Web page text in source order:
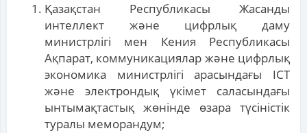
Қазақстан Республикасы Жасанды
интеллект және цифрлық даму
министрлігі мен Кения Республикасы
Ақпарат, коммуникациялар және цифрлық
экономика министрлігі арасындағы ICT
және электрондық үкімет саласындағы
ынтымақтастық жөнінде өзара түсіністік
туралы меморандум;